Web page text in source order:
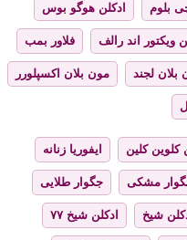
بلوم ادکلن هوگو بوس
ویکتور اند رالف فلاور بمب
بلان لجند مون بلان اکسپلورر
کلوین کلین ایفوریا زنانه
مشکی جگوار طلایی
شیخ ادکلن شیخ ۷۷